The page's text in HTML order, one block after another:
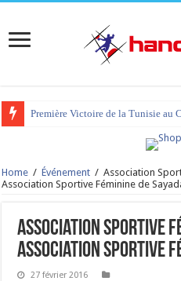
Première Victoire de la Tunisie au
Home / Événement / Association
Association Sportive Féminine de
Association Sportive
Association Sportive
27 février 2016